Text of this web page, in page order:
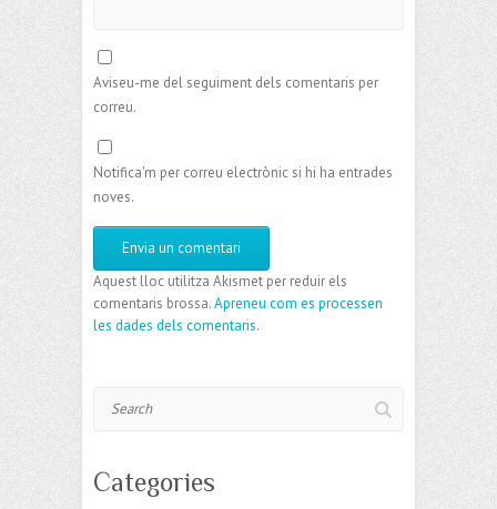
Aviseu-me del seguiment dels comentaris per
correu.
Notifica'm per correu electrònic si hi ha entrades
noves.
Aquest lloc utilitza Akismet per reduir els
comentaris brossa.Apreneu com es processen
les dades dels comentaris.
Categories